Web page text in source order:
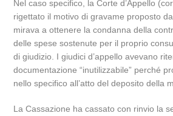
Nel caso specifico,
la Corte d’Appello
rigettato il motivo di gravame proposto
mirava a ottenere la condanna della
delle spese sostenute per il proprio
di giudizio.
I giudici d’appello avevano
documentazione “inutilizzabile” perché
nello specifico all’atto del deposito della
La Cassazione ha cassato con rinvio la